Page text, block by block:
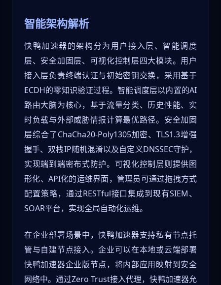
智能架构解析
快鸭加速器的架构分为用户接入层、智能调度
层、安全加固层、可视化控制层四大模块。用户
接入层负责终端认证与初始密钥交换，采用基于
ECDH的零知识验证过程。智能调度层以内置的AI
路由大脑为核心，基于流量分类、历史性能、实
时负载与外部威胁情报计算最优路径。安全加固
层综合了ChaCha20-Poly1305加密、TLS1.3增强
握手、双栈IP随机混淆以及自定义DNSSEC守护，
实现端到端密布式防护。可视化控制层则提供图
形化、API化的运维界面，管理员可通过拖拽方式
配置策略，通过RESTful接口集成到现有SIEM、
SOAR平台，实现全局自动化运维。
在企业部署场景中，快鸭加速器支持私有节点托
管与自建节点接入。企业可以在本地或云端部署
快鸭加速器企业版节点，将内部应用映射到安全
网络中。通过Zero Trust接入代理，快鸭加速器允